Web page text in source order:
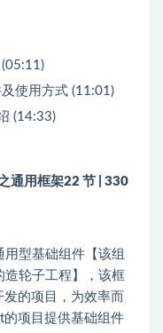
使用方式 (11:01)
(14:33)
通用框架22 节 | 330
型基础组件【该组
造轮子工程】，该框
的项目，为效率而
项目提供基础组件